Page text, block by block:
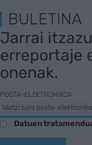
BULETINA
Jarrai
erreportaje
onenak.
POSTA-ELEKTRONIKOA
Datuen